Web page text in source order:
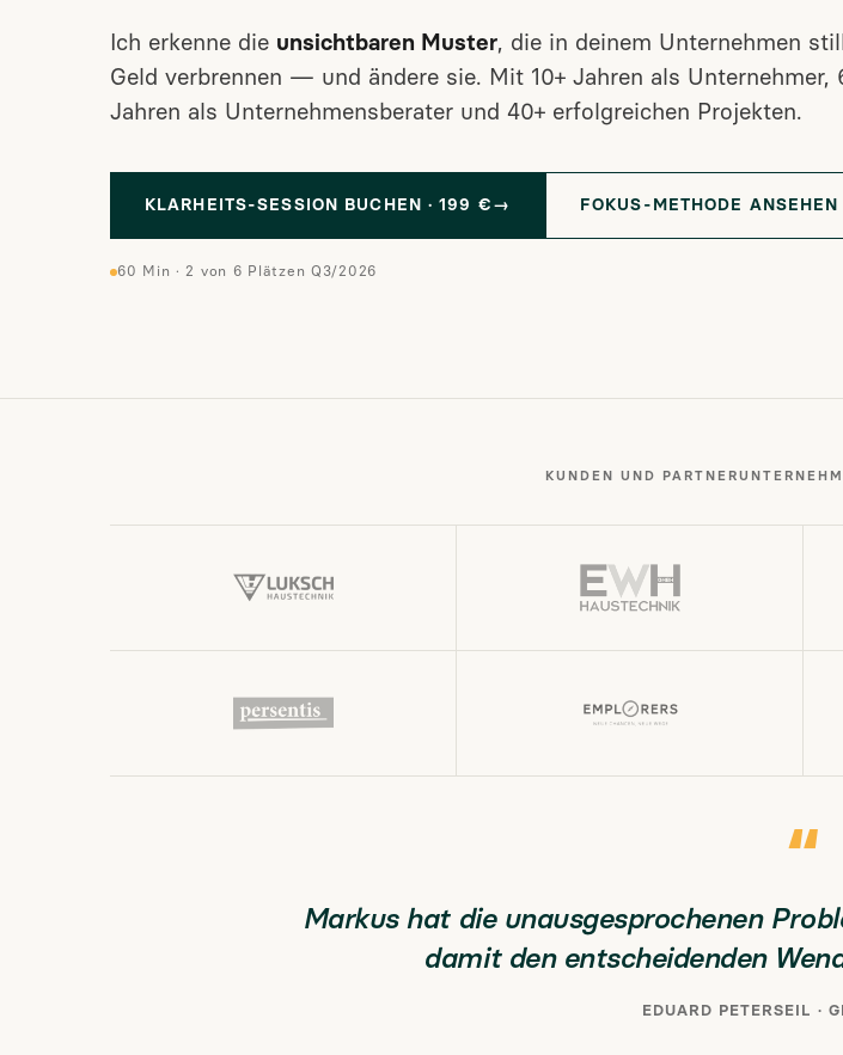
Ich erkenne die unsichtbaren Muster, die in deinem Unternehmen
Geld verbrennen — und ändere sie. Mit 10+ Jahren als Unternehmer,
Jahren als Unternehmensberater und 40+ erfolgreichen Projekten.
KLARHEITS-SESSION BUCHEN · 199 €→ FOKUS-METHODE ANSEHEN
60 Min · 2 von 6 Plätzen Q3/2026
KUNDEN UND
“
Markus hat die unausgesprochenen
damit den entscheidenden
EDUARD PETERSEIL ·